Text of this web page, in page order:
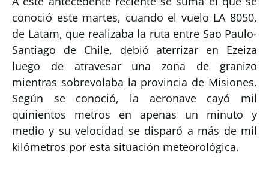
conoció este martes, cuando el vuelo LA 8050,
de Latam, que realizaba la ruta entre Sao Paulo-
Santiago de Chile, debió aterrizar en Ezeiza
luego de atravesar una zona de granizo
mientras sobrevolaba la provincia de Misiones.
Según se conoció, la aeronave cayó mil
quinientos metros en apenas un minuto y
medio y su velocidad se disparó a más de mil
kilómetros por esta situación meteorológica.